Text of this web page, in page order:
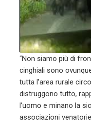
“Non siamo più di
cinghiali sono
tutta l’area rurale
distruggono tutto,
l’uomo e minano la
associazioni